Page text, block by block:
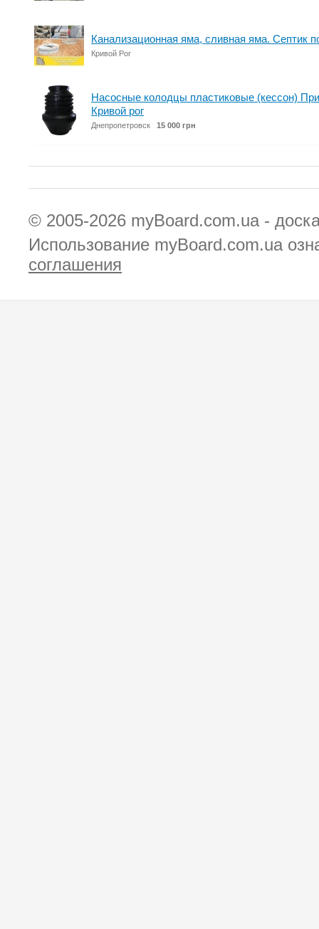
Канализационная яма, сливная яма. Септик
Кривой Рог
Насосные колодцы пластиковые (кессон)
Кривой рог
Днепропетровск 15 000 грн
© 2005-2026 myBoard.com.ua -
Использование myBoard.com.ua
соглашения